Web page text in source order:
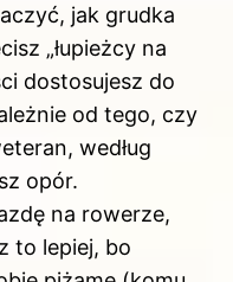
jak grudka
„łupieżcy na
dostosujesz do
od tego, czy
według
opór.
na rowerze,
to lepiej, bo